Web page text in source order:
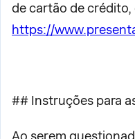
de cartão de crédito,
https://
## Instruções para
Ao serem